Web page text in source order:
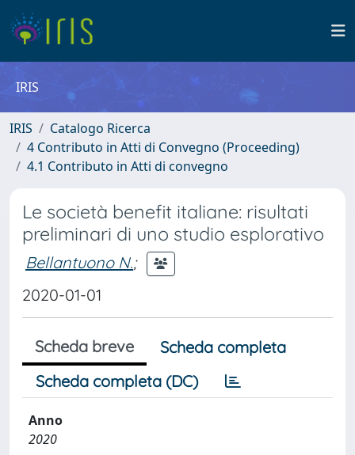
IRIS
IRIS
Catalogo Ricerca
4 Contributo in Atti di Convegno (Proceeding)
4.1 Contributo in Atti di convegno
Le società benefit italiane: risultati
preliminari di uno studio esplorativo
Bellantuono N.;
2020-01-01
Scheda breve
Scheda completa
Scheda completa (DC)
Anno
2020